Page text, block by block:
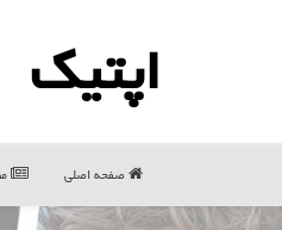
اپتیك
صفحه اصلی